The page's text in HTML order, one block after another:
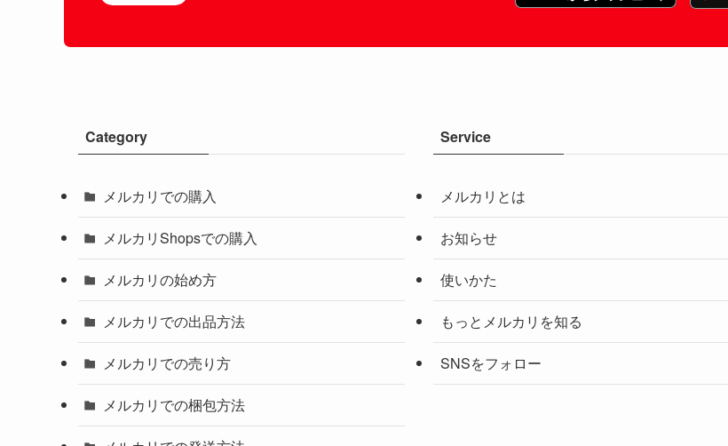
Category
メルカリでの購入
メルカリShopsでの購入
メルカリの始め方
メルカリでの出品方法
メルカリでの売り方
メルカリでの梱包方法
Service
メルカリとは
お知らせ
使いかた
もっとメルカリを知る
SNSをフォロー